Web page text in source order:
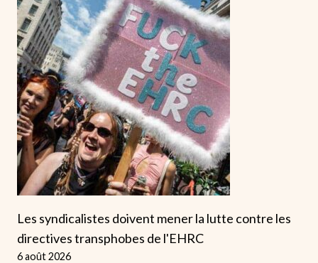
Les syndicalistes doivent mener la lutte contre les
directives transphobes de l'EHRC
6 août 2026